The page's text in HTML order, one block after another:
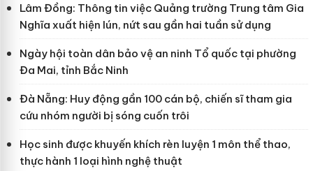
Lâm Đồng: Thông tin việc Quảng trường Trung tâm Gia
Nghĩa xuất hiện lún, nứt sau gần hai tuần sử dụng
Ngày hội toàn dân bảo vệ an ninh Tổ quốc tại phường
Đa Mai, tỉnh Bắc Ninh
Đà Nẵng: Huy động gần 100 cán bộ, chiến sĩ tham gia
cứu nhóm người bị sóng cuốn trôi
Học sinh được khuyến khích rèn luyện 1 môn thể thao,
thực hành 1 loại hình nghệ thuật